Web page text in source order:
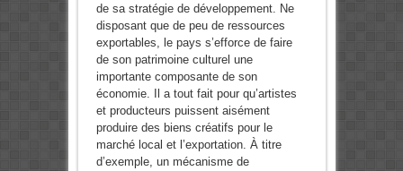
de sa stratégie de développement. Ne
disposant que de peu de ressources
exportables, le pays s’efforce de faire
de son patrimoine culturel une
importante composante de son
économie. Il a tout fait pour qu’artistes
et producteurs puissent aisément
produire des biens créatifs pour le
marché local et l’exportation. À titre
d’exemple, un mécanisme de